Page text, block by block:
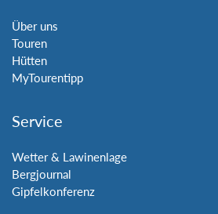
Über uns
Touren
Hütten
MyTourentipp
Service
Wetter & Lawinenlage
Bergjournal
Gipfelkonferenz